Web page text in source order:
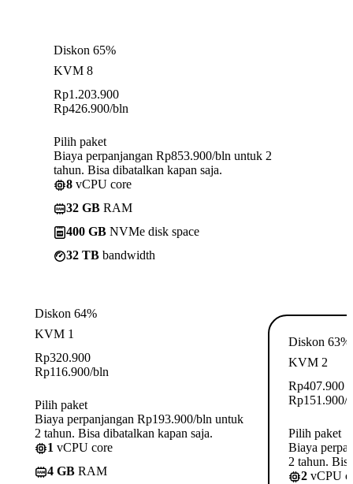
Diskon 65%
KVM 8
Rp1.203.900
Rp426.900/bln
Pilih paket
Biaya perpanjangan Rp853.900/bln untuk 2
tahun. Bisa dibatalkan kapan saja.
8 vCPU core
32 GB RAM
400 GB NVMe disk space
32 TB bandwidth
Diskon 64%
KVM 1
Rp320.900
Rp116.900/bln
Pilih paket
Biaya perpanjangan Rp193.900/bln untuk
2 tahun. Bisa dibatalkan kapan saja.
1 vCPU core
4 GB RAM
Diskon 63%
KVM 2
Rp407.900
Rp151.900/
Pilih paket
Biaya
2 tahun.
2 vCPU